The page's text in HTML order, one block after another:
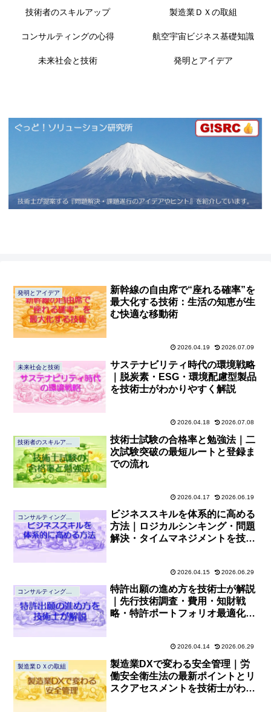
技術者のスキルアップ 製造業ＤＸの取組
コンサルティングの心得 航空宇宙ビジネス基礎知識
未来社会と技術 発明とアイデア
発明とアイデア
新幹線の自由席で“座れる確率”を
最大化する技術：生活の知恵が生
む快適な移動術
2026.04.19 2026.07.09
未来社会と技術
サステナビリティ時代の環境戦略
｜脱炭素・ESG・環境配慮型製品
を技術士がわかりやすく解説
2026.04.18 2026.07.08
技術士試験の合格率と勉強法｜二
次試験突破の最短ルートと登録ま
での流れ
2026.04.17 2026.06.19
コンサルティングの心得
ビジネススキルを体系的に高める
方法｜ロジカルシンキング・問題
解決・タイムマネジメントを技術
2026.04.15 2026.06.29
コンサルティングの心得
特許出願の進め方を技術士が解説
｜先行技術調査・費用・知財戦
略・特許ポートフォリオ最適化の
2026.04.14 2026.06.29
製造業ＤＸの取組
製造業DXで変わる安全管理｜労
働安全衛生法の最新ポイントとリ
スクアセスメントを技術士がわか